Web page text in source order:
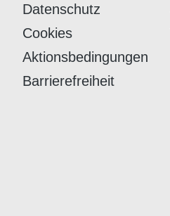
Datenschutz
Cookies
Aktionsbedingungen
Barrierefreiheit